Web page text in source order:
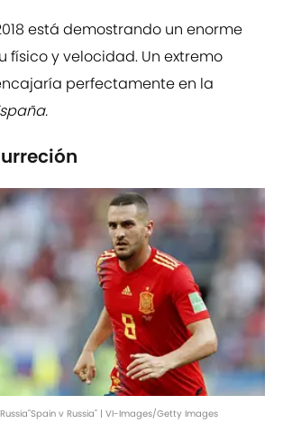
está demostrando un enorme
físico y velocidad. Un extremo
perfectamente en la
Russia"Spain v Russia" | VI-Images/Getty Images